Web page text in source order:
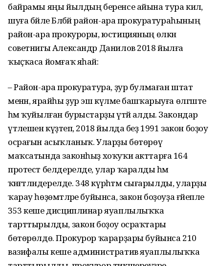
байрамы яңы йылдың беренсе айына тура килә,
шуға бәйле Бәләбәй район-ара прокуратураһының
район-ара прокуроры, юстицияның өлкән
советнигы Александр Данилов 2018 йылға
ҡыҫҡаса йомғаҡ яһай:
– Район-ара прокуратура, ҙур булмаған штат
менән, ярайһы ҙур эш күләме башҡарыуға өлгәште
һәм ҡуйылған бурыстарҙы үтәй алды. Закондар
үтәлешен күҙәтеп, 2018 йылда беҙ 1991 закон боҙоу
осрағын асыҡланыҡ. Уларҙы бөтөрөү
маҡсатында законһыҙ хоҡуҡи акттарға 164
протест белдерелде, улар ҡаралды һәм
ҡәнәғәтләндерелде. 348 күрһәтмә сығарылды, уларҙы
ҡарау һөҙөмтәләре буйынса, закон боҙоуҙа ғәйепле
353 кеше дисциплинар яуаплылыҡҡа
тарттырылды, закон боҙоу осраҡтары
бөтөрөлдө. Прокурор ҡарарҙары буйынса 210
вазифалы кеше административ яуаплылыҡҡа